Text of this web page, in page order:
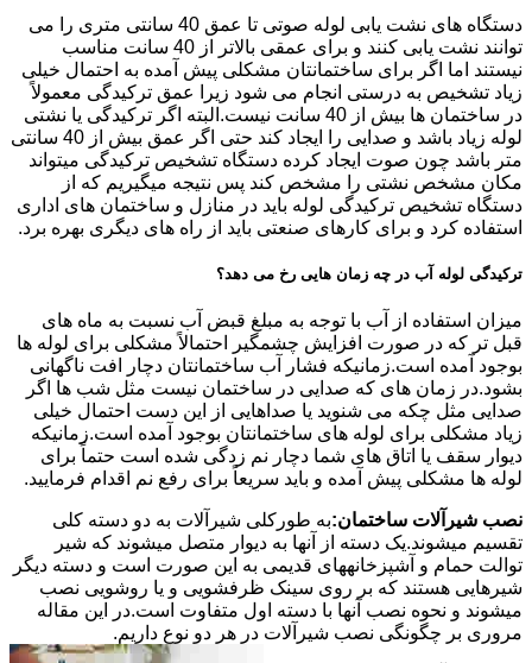
دستگاه های نشت یابی لوله صوتی تا عمق 40 سانتی متری را می
توانند نشت یابی کنند و برای عمقی بالاتر از 40 سانت مناسب
نیستند اما اگر برای ساختمانتان مشکلی پیش آمده به احتمال خیلی
زیاد تشخیص به درستی انجام می شود زیرا عمق ترکیدگی معمولاً
در ساختمان ها بیش از 40 سانت نیست.البته اگر ترکیدگی یا نشتی
لوله زیاد باشد و صدایی را ایجاد کند حتی اگر عمق بیش از 40 سانتی
متر باشد چون صوت ایجاد کرده دستگاه تشخیص ترکیدگی میتواند
مکان مشخص نشتی را مشخص کند پس نتیجه میگیریم که از
دستگاه تشخیص ترکیدگی لوله باید در منازل و ساختمان های اداری
استفاده کرد و برای کارهای صنعتی باید از راه های دیگری بهره برد.
ترکیدگی لوله آب در چه زمان هایی رخ می دهد؟
میزان استفاده از آب با توجه به مبلغ قبض آب نسبت به ماه های
قبل تر که در صورت افزایش چشمگیر احتمالاً مشکلی برای لوله ها
بوجود آمده است.زمانیکه فشار آب ساختمانتان دچار افت ناگهانی
بشود.در زمان های که صدایی در ساختمان نیست مثل شب ها اگر
صدایی مثل چکه می شنوید یا صداهایی از این دست احتمال خیلی
زیاد مشکلی برای لوله های ساختمانتان بوجود آمده است.زمانیکه
دیوار سقف یا اتاق های شما دچار نم زدگی شده است حتماً برای
لوله ها مشکلی پیش آمده و باید سریعاً برای رفع نم اقدام فرمایید.
نصب شیرآلات ساختمان:به طورکلی شیرآلات به دو دسته کلی
تقسیم میشوند.یک دسته از آنها به دیوار متصل میشوند که شیر
توالت حمام و آشپزخانههای قدیمی به این صورت است و دسته دیگر
شیرهایی هستند که بر روی سینک ظرفشویی و یا روشویی نصب
میشوند و نحوه نصب آنها با دسته اول متفاوت است.در این مقاله
مروری بر چگونگی نصب شیرآلات در هر دو نوع داریم.